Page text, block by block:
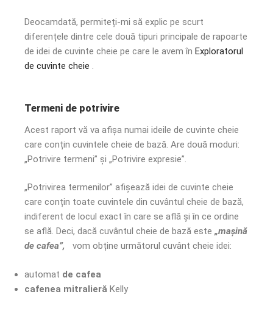
Deocamdată, permiteți-mi să explic pe scurt
diferențele dintre cele două tipuri principale de rapoarte
de idei de cuvinte cheie pe care le avem în Exploratorul
de cuvinte cheie .
Termeni de potrivire
Acest raport vă va afișa numai ideile de cuvinte cheie
care conțin cuvintele cheie de bază. Are două moduri:
„Potrivire termeni” și „Potrivire expresie”.
„Potrivirea termenilor” afișează idei de cuvinte cheie
care conțin toate cuvintele din cuvântul cheie de bază,
indiferent de locul exact în care se află și în ce ordine
se află. Deci, dacă cuvântul cheie de bază este „mașină
de cafea”, vom obține următorul cuvânt cheie idei:
automat de cafea
cafenea mitralieră Kelly​